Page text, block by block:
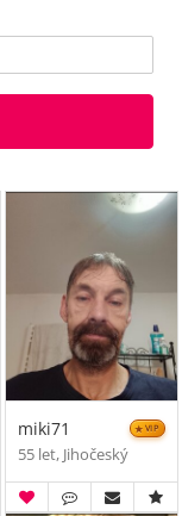
miki71 VIP
55 let, Jihočeský